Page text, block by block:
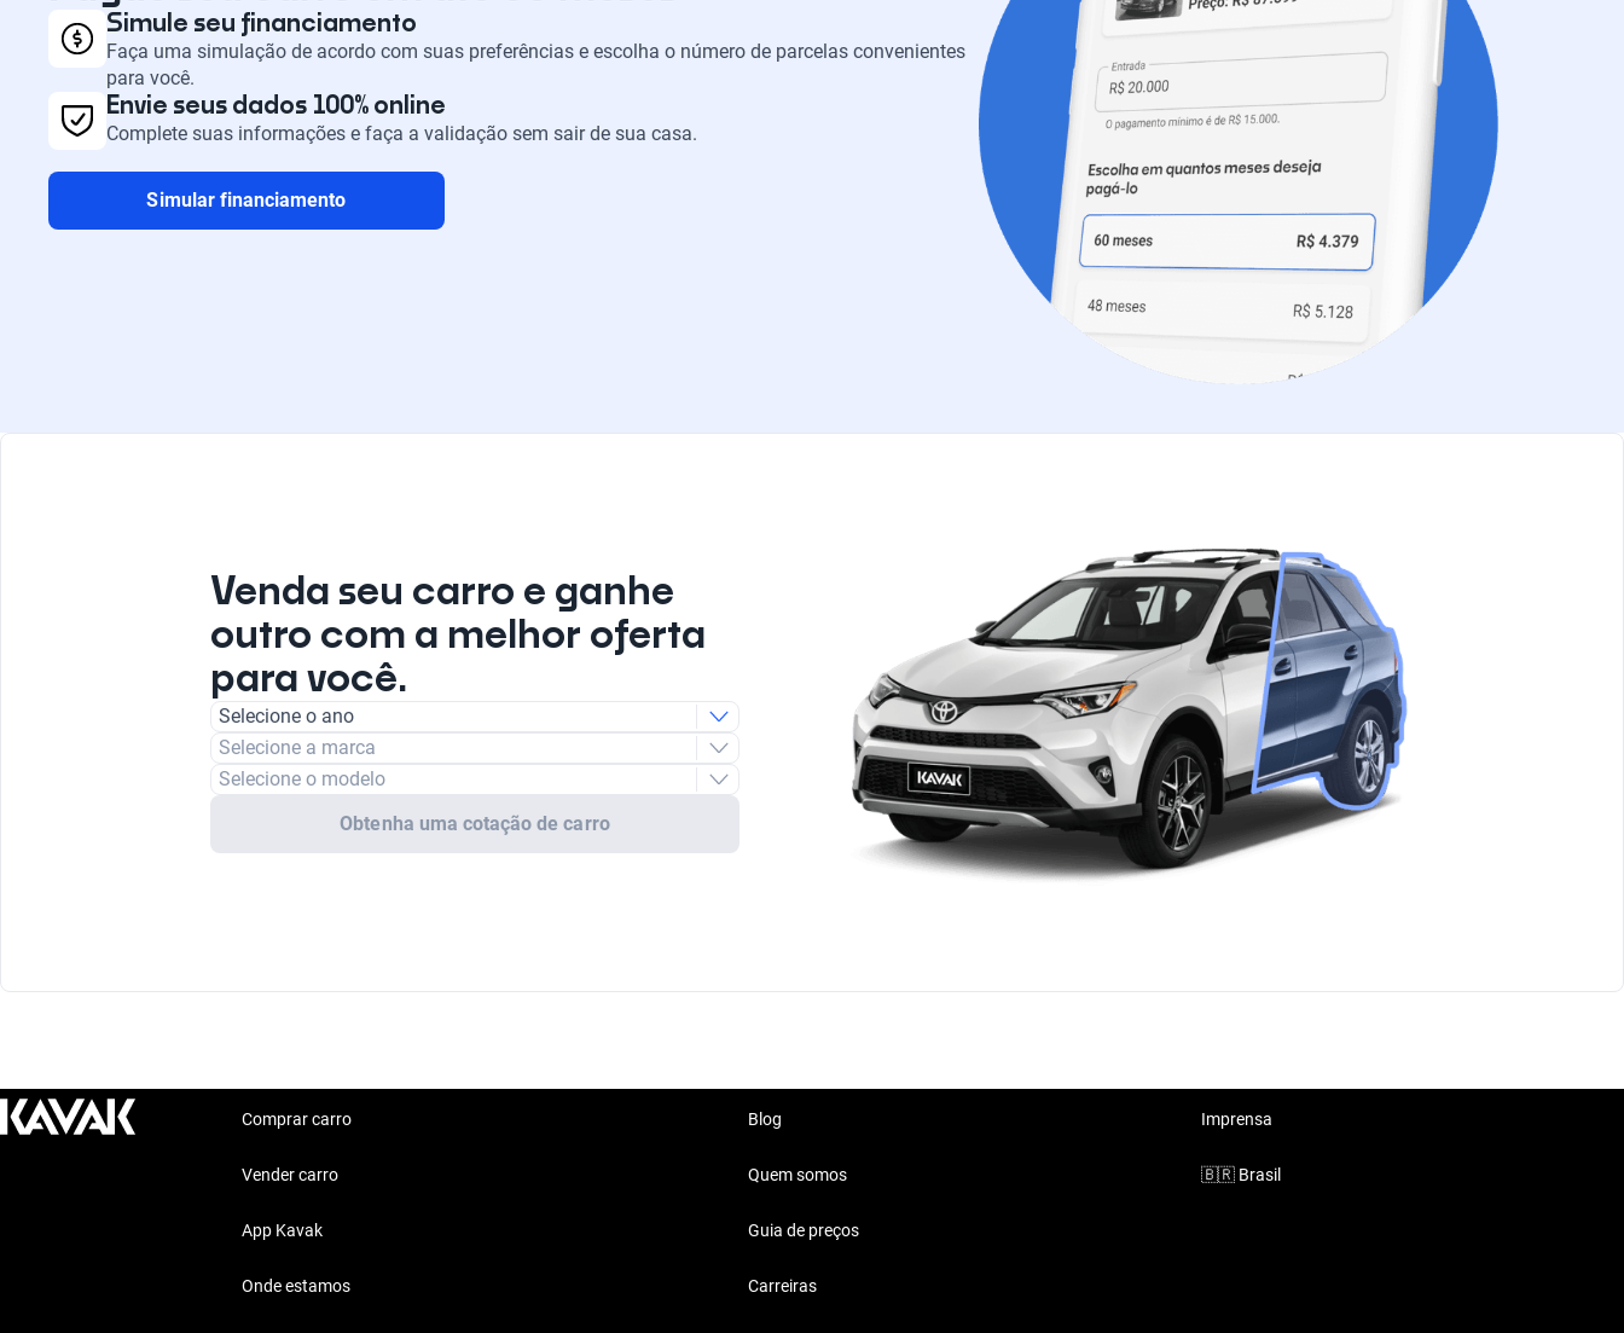
Simule seu financiamento
Faça uma simulação de acordo com suas preferências e escolha o número de parcelas convenientes
para você.
Envie seus dados 100% online
Complete suas informações e faça a validação sem sair de sua casa.
Simular financiamento
Venda seu carro e ganhe
outro com a melhor oferta
para você.
Selecione o ano
Selecione a marca
Selecione o modelo
Obtenha uma cotação de carro
Comprar carro
Vender carro
App Kavak
Onde estamos
Blog
Quem somos
Guia de preços
Carreiras
Imprensa
🇧🇷 Brasil